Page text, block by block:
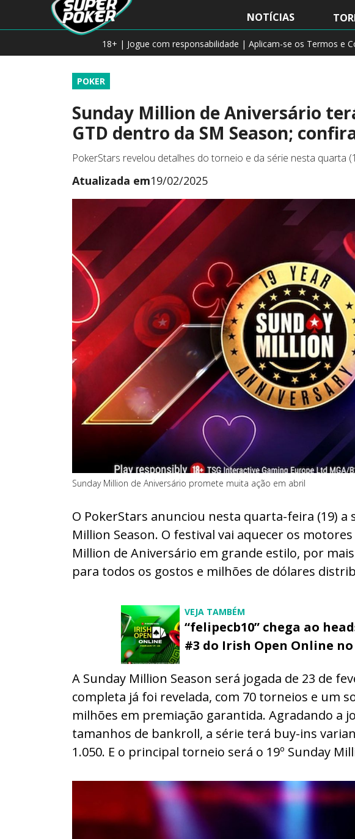
NOTÍCIAS
18+ | Jogue com responsabilidade | Aplicam-se os Termos e
POKER
Sunday Million de Aniversário
GTD dentro da SM Season;
PokerStars revelou detalhes do torneio e da série nesta quarta
Atualizada em19/02/2025
Sunday Million de Aniversário promete muita ação em abril
O PokerStars anunciou nesta quarta-feira (19) a
Million Season. O festival vai aquecer os
Million de Aniversário em grande estilo, por
para todos os gostos e milhões de dólares
VEJA TAMBÉM
“felipecb10” chega ao
#3 do Irish Open Online
A Sunday Million Season será jogada de 23 de
completa já foi revelada, com 70 torneios e um
milhões em premiação garantida. Agradando a
tamanhos de bankroll, a série terá buy-ins
1.050. E o principal torneio será o 19º Sunday